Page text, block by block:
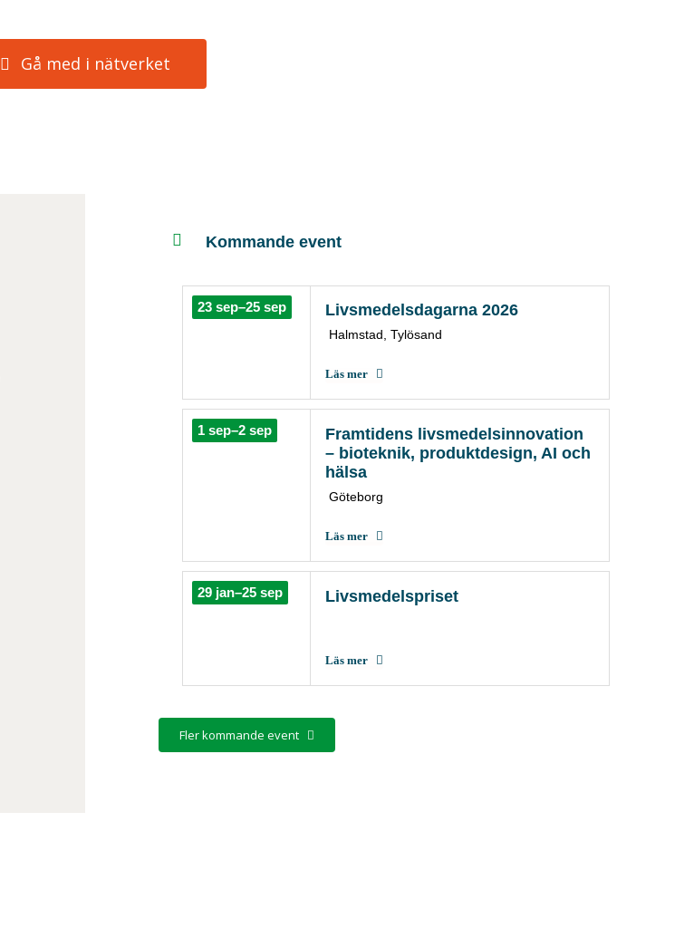
Gå med i nätverket
Kommande event
23 sep–25 sep Livsmedelsdagarna 2026
Halmstad, Tylösand
Läs mer
1 sep–2 sep
Framtidens livsmedelsinnovation
– bioteknik, produktdesign, AI och
hälsa
Göteborg
Läs mer
29 jan–25 sep Livsmedelspriset
Läs mer
Fler kommande event